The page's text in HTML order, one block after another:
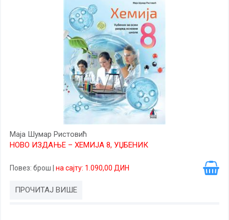
Маја Шумар Ристовић
НОВО ИЗДАЊЕ – ХЕМИЈА 8, УЏБЕНИК
Повез: брош на сајту: 1.090,00 ДИН
ПРОЧИТАЈ ВИШЕ